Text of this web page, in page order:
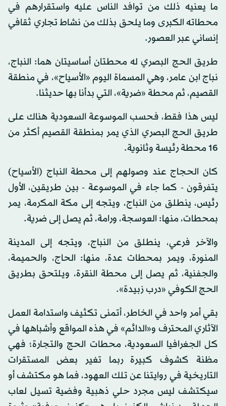
ما يعنيه ذلك من توافد الناس عليه واستقرارهم في
محطاته الكبرى وما يلحق بذلك من نشاط تجاري ثقافي
إنساني عبر العصور.
طريق الحج البصري له محطتان أساسيتان هما: النباج،
نباج ابن عامر، وهي المسماة اليوم «الأسياح»، في منطقة
القصيم، ثم محطة «ضرية»، التي بدأنا بها حديثنا.
ليس هذا فقط، فحسب الموسوعة السعودية هناك على
طريق الحج البصري الذي يمر بمنطقة القصيم أكثر من
16 محطة رئيسة وثانوية.
كان الحجاج عند وصولهم إلى محطة النباج (الأسياح)
يتفرقون - كما جاء في الموسوعة - بين طريقين، الأول
رئيس، ينطلق من النباج، ويتجه إلى مكة المكرمة، يمر
بمحطات، منها: العوسجة، ورامة، ثم يصل إلى ضرية.
والآخر فرعي، ينطلق من النباج، ويتجه إلى المدينة
المنورة، ويمر بمحطات عدة، منها: الحاج، والحميمة،
والجفنية، ثم يصل إلى محطة النقرة، ويلتحق بطريق
الحج الكوفي «درب زبيدة».
بقي أمر واحد في الخاطر، أتمنى تكثيف واستدامة العمل
الآثاري المحترف و«الدائم» في هذه المواقع وأشباهها في
كل الجغرافيا السعودية، محطات الحج والتجارة؛ فهي
مظنة كشوف كبيرة ربما تغير بعض المستقرات
التاريخية في روايتنا عن تلك العهود، فما هو مكتشف أو
سيكتشف ليس مجرد حلي ذهبية وفضية تسيل لعاب